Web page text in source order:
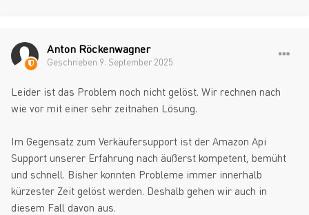
Anton Röckenwagner
Geschrieben 9. September 2025
Leider ist das Problem noch nicht gelöst. Wir rechnen nach
wie vor mit einer sehr zeitnahen Lösung.
Im Gegensatz zum Verkäufersupport ist der Amazon Api
Support unserer Erfahrung nach äußerst kompetent, bemüht
und schnell. Bisher konnten Probleme immer innerhalb
kürzester Zeit gelöst werden. Deshalb gehen wir auch in
diesem Fall davon aus.